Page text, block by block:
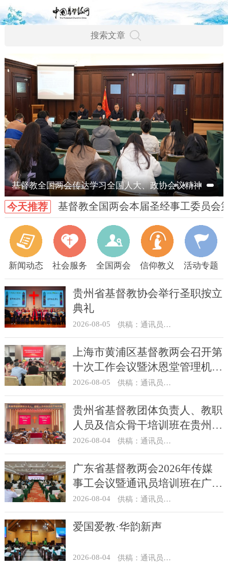
基督教全国两会传达学习全国人大、政协会议精神
今天推荐 基督教全国两会本届圣经事工委员会
新闻动态 社会服务 全国两会 信仰教义 活动专题
贵州省基督教协会举行圣职按立
典礼
2026-08-05 供稿：通讯员 杨菁
上海市黄浦区基督教两会召开第
十次工作会议暨沐恩堂管理机构
七月份联席会议
2026-08-05 供稿：通讯员 景健美
贵州省基督教团体负责人、教职
人员及信众骨干培训班在贵州圣
经学校举办
2026-08-04 供稿：通讯员 杨菁
广东省基督教两会2026年传媒
事工会议暨通讯员培训班在广州
举办
2026-08-04 供稿：通讯员 汪浩
爱国爱教·华韵新声
2026-08-04 供稿：通讯员 景健美